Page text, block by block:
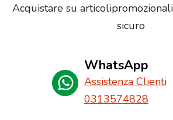
Acquistare su
sicuro
WhatsApp
Assistenza Clienti
0313574828